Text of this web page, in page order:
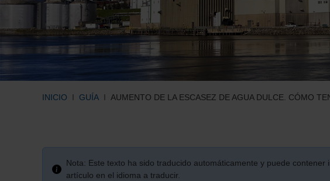
INICIO GUÍA AUMENTO DE LA ESCASEZ DE AGUA DULCE. CÓMO
Nota: Este texto ha sido traducido automáticamente y puede
artículo en el idioma a traducir.